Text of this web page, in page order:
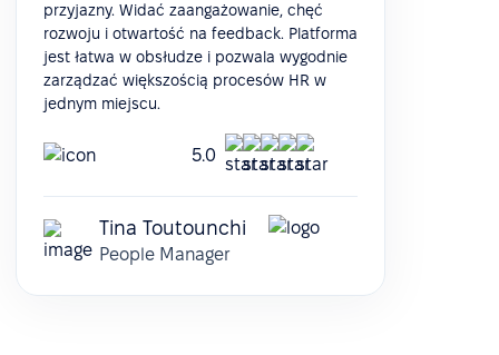
przyjazny. Widać zaangażowanie, chęć
rozwoju i otwartość na feedback. Platforma
jest łatwa w obsłudze i pozwala wygodnie
zarządzać większością procesów HR w
jednym miejscu.
5.0
Tina Toutounchi
People Manager